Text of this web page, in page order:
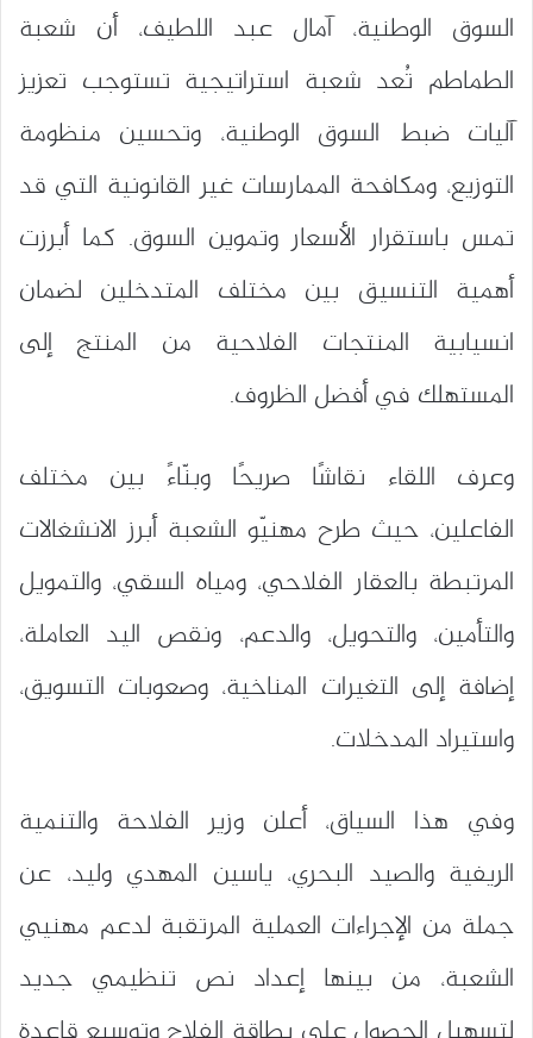
السوق الوطنية، آمال عبد اللطيف، أن شعبة
الطماطم تُعد شعبة استراتيجية تستوجب تعزيز
آليات ضبط السوق الوطنية، وتحسين منظومة
التوزيع، ومكافحة الممارسات غير القانونية التي قد
تمس باستقرار الأسعار وتموين السوق. كما أبرزت
أهمية التنسيق بين مختلف المتدخلين لضمان
انسيابية المنتجات الفلاحية من المنتج إلى
المستهلك في أفضل الظروف.
وعرف اللقاء نقاشًا صريحًا وبنّاءً بين مختلف
الفاعلين، حيث طرح مهنيّو الشعبة أبرز الانشغالات
المرتبطة بالعقار الفلاحي، ومياه السقي، والتمويل
والتأمين، والتحويل، والدعم، ونقص اليد العاملة،
إضافة إلى التغيرات المناخية، وصعوبات التسويق،
واستيراد المدخلات.
وفي هذا السياق، أعلن وزير الفلاحة والتنمية
الريفية والصيد البحري، ياسين المهدي وليد، عن
جملة من الإجراءات العملية المرتقبة لدعم مهنيي
الشعبة، من بينها إعداد نص تنظيمي جديد